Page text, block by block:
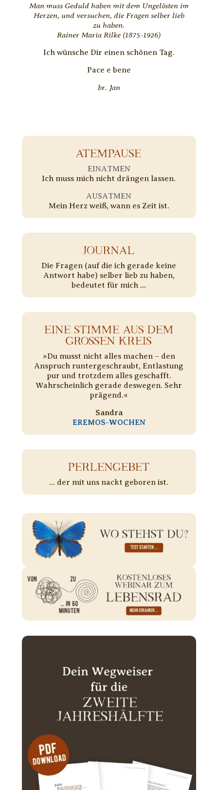
Man muss Geduld haben mit dem Ungelösten im
Herzen, und versuchen, die Fragen selber lieb
zu haben.
Rainer Maria Rilke (1875-1926)
Ich wünsche Dir einen schönen Tag.
Pace e bene
br. Jan
ATEMPAUSE
EINATMEN
Ich muss mich nicht drängen lassen.
AUSATMEN
Mein Herz weiß, wann es Zeit ist.
JOURNAL
Die Fragen (auf die ich gerade keine
Antwort habe) selber lieb zu haben,
bedeutet für mich …
EINE STIMME AUS DEM
GROSSEN KREIS
»Du musst nicht alles machen – den
Anspruch runtergeschraubt, Entlastung
pur und trotzdem alles geschafft.
Wahrscheinlich gerade deswegen. Sehr
prägend.«
Sandra
EREMOS-WOCHEN
PERLENGEBET
... der mit uns nackt geboren ist.